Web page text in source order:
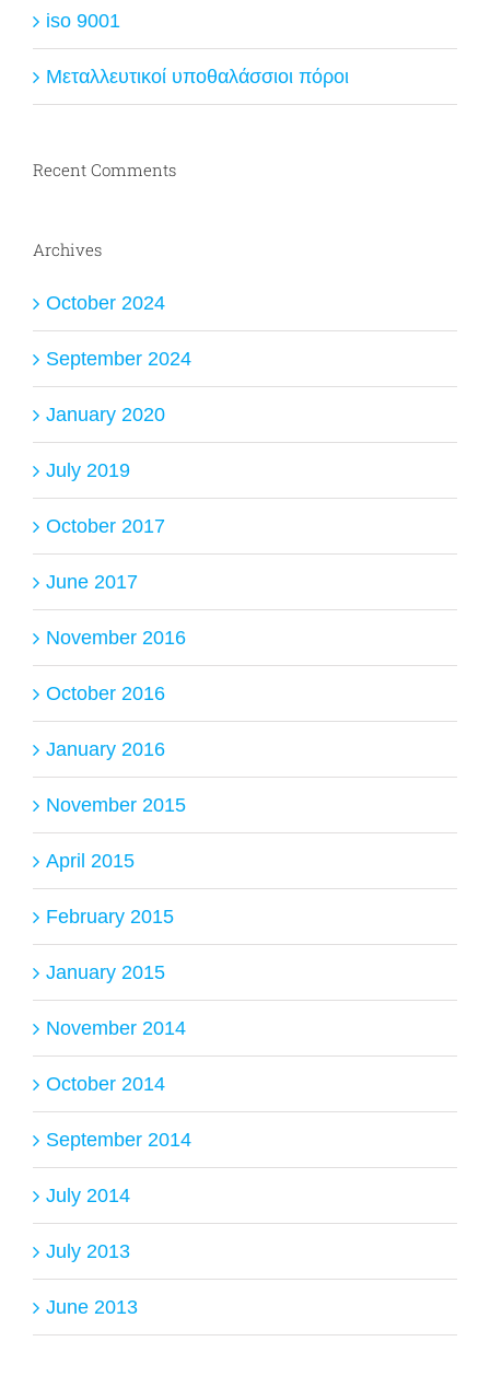
iso 9001
Μεταλλευτικοί υποθαλάσσιοι πόροι
Recent Comments
Archives
October 2024
September 2024
January 2020
July 2019
October 2017
June 2017
November 2016
October 2016
January 2016
November 2015
April 2015
February 2015
January 2015
November 2014
October 2014
September 2014
July 2014
July 2013
June 2013